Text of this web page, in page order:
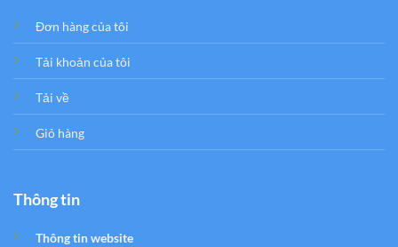
Đơn hàng của tôi
Tải khoản của tôi
Tải về
Giỏ hàng
Thông tin
Thông tin website